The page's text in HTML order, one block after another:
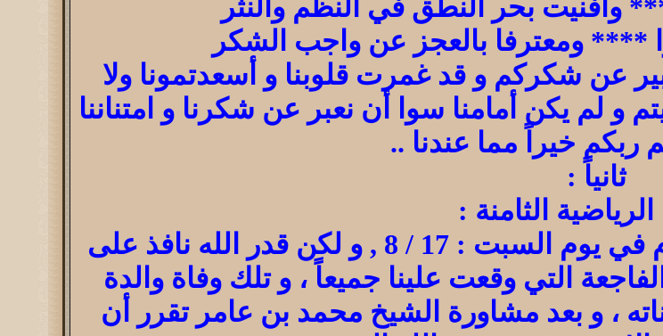
وأفنيت بحر النطق في النظم والنثر
**** ومعترفا بالعجز عن واجب الشكر
عن شكركم و قد غمرت قلوبنا و أسعدتمونا ولا
و لم يكن أمامنا سوا أن نعبر عن شكرنا و امتناننا
ربكم خيراً مما عندنا ..
ثانياً :
الرياضية الثامنة :
كان من المقرر أن تبدأ الدورة لهذا العام في يوم السبت : 17 / 8 , و لكن قدر الله نافذ على
التي وقعت علينا جميعاً ، و تلك وفاة والدة
، و بعد مشاورة الشيخ محمد بن عامر تقرر أن